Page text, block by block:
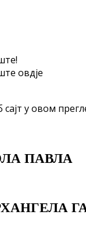
овдје
сајт у овом
ПАВЛА